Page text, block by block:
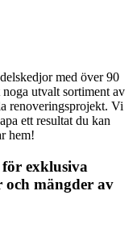
med över 90
utvalt sortiment av
renoveringsprojekt. Vi
ett resultat du kan
hem!
exklusiva
och mängder av